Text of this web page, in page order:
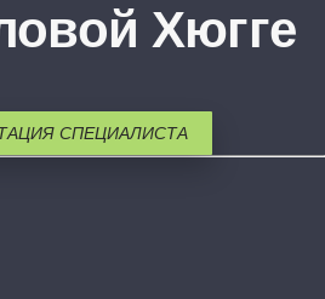
Хюгге
СПЕЦИАЛИСТА